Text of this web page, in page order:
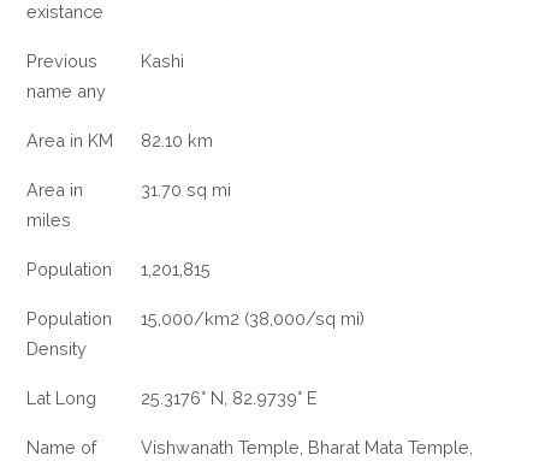
existance
Previous
name any
Kashi
Area in KM 82.10 km
Area in
miles
31.70 sq mi
Population 1,201,815
Population
Density
15,000/km2 (38,000/sq mi)
Lat Long 25.3176° N, 82.9739° E
Name of
Vishwanath Temple, Bharat Mata Temple,